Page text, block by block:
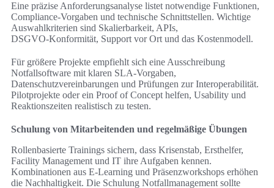
Eine präzise Anforderungsanalyse listet notwendige Funktionen,
Compliance‑Vorgaben und technische Schnittstellen. Wichtige
Auswahlkriterien sind Skalierbarkeit, APIs,
DSGVO‑Konformität, Support vor Ort und das Kostenmodell.
Für größere Projekte empfiehlt sich eine Ausschreibung
Notfallsoftware mit klaren SLA‑Vorgaben,
Datenschutzvereinbarungen und Prüfungen zur Interoperabilität.
Pilotprojekte oder ein Proof of Concept helfen, Usability und
Reaktionszeiten realistisch zu testen.
Schulung von Mitarbeitenden und regelmäßige Übungen
Rollenbasierte Trainings sichern, dass Krisenstab, Ersthelfer,
Facility Management und IT ihre Aufgaben kennen.
Kombinationen aus E‑Learning und Präsenzworkshops erhöhen
die Nachhaltigkeit. Die Schulung Notfallmanagement sollte